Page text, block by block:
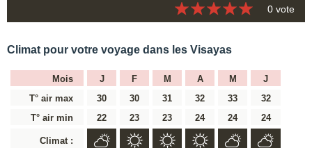
0 vote
Climat pour votre voyage dans les Visayas
Mois J F M A M
J
T° air max
30 30 31 32 33
32
T° air min
22 23 23 24 24 24
Climat :